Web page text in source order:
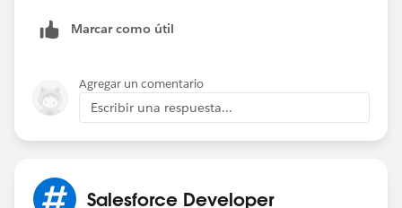
Marcar como útil
Agregar un comentario
Escribir una respuesta...
Salesforce Developer